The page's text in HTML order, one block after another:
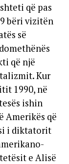
që pas
bëri vizitën
së
që një
Kur
1990, në
ishin
Amerikës që
i diktatorit
e Alisë